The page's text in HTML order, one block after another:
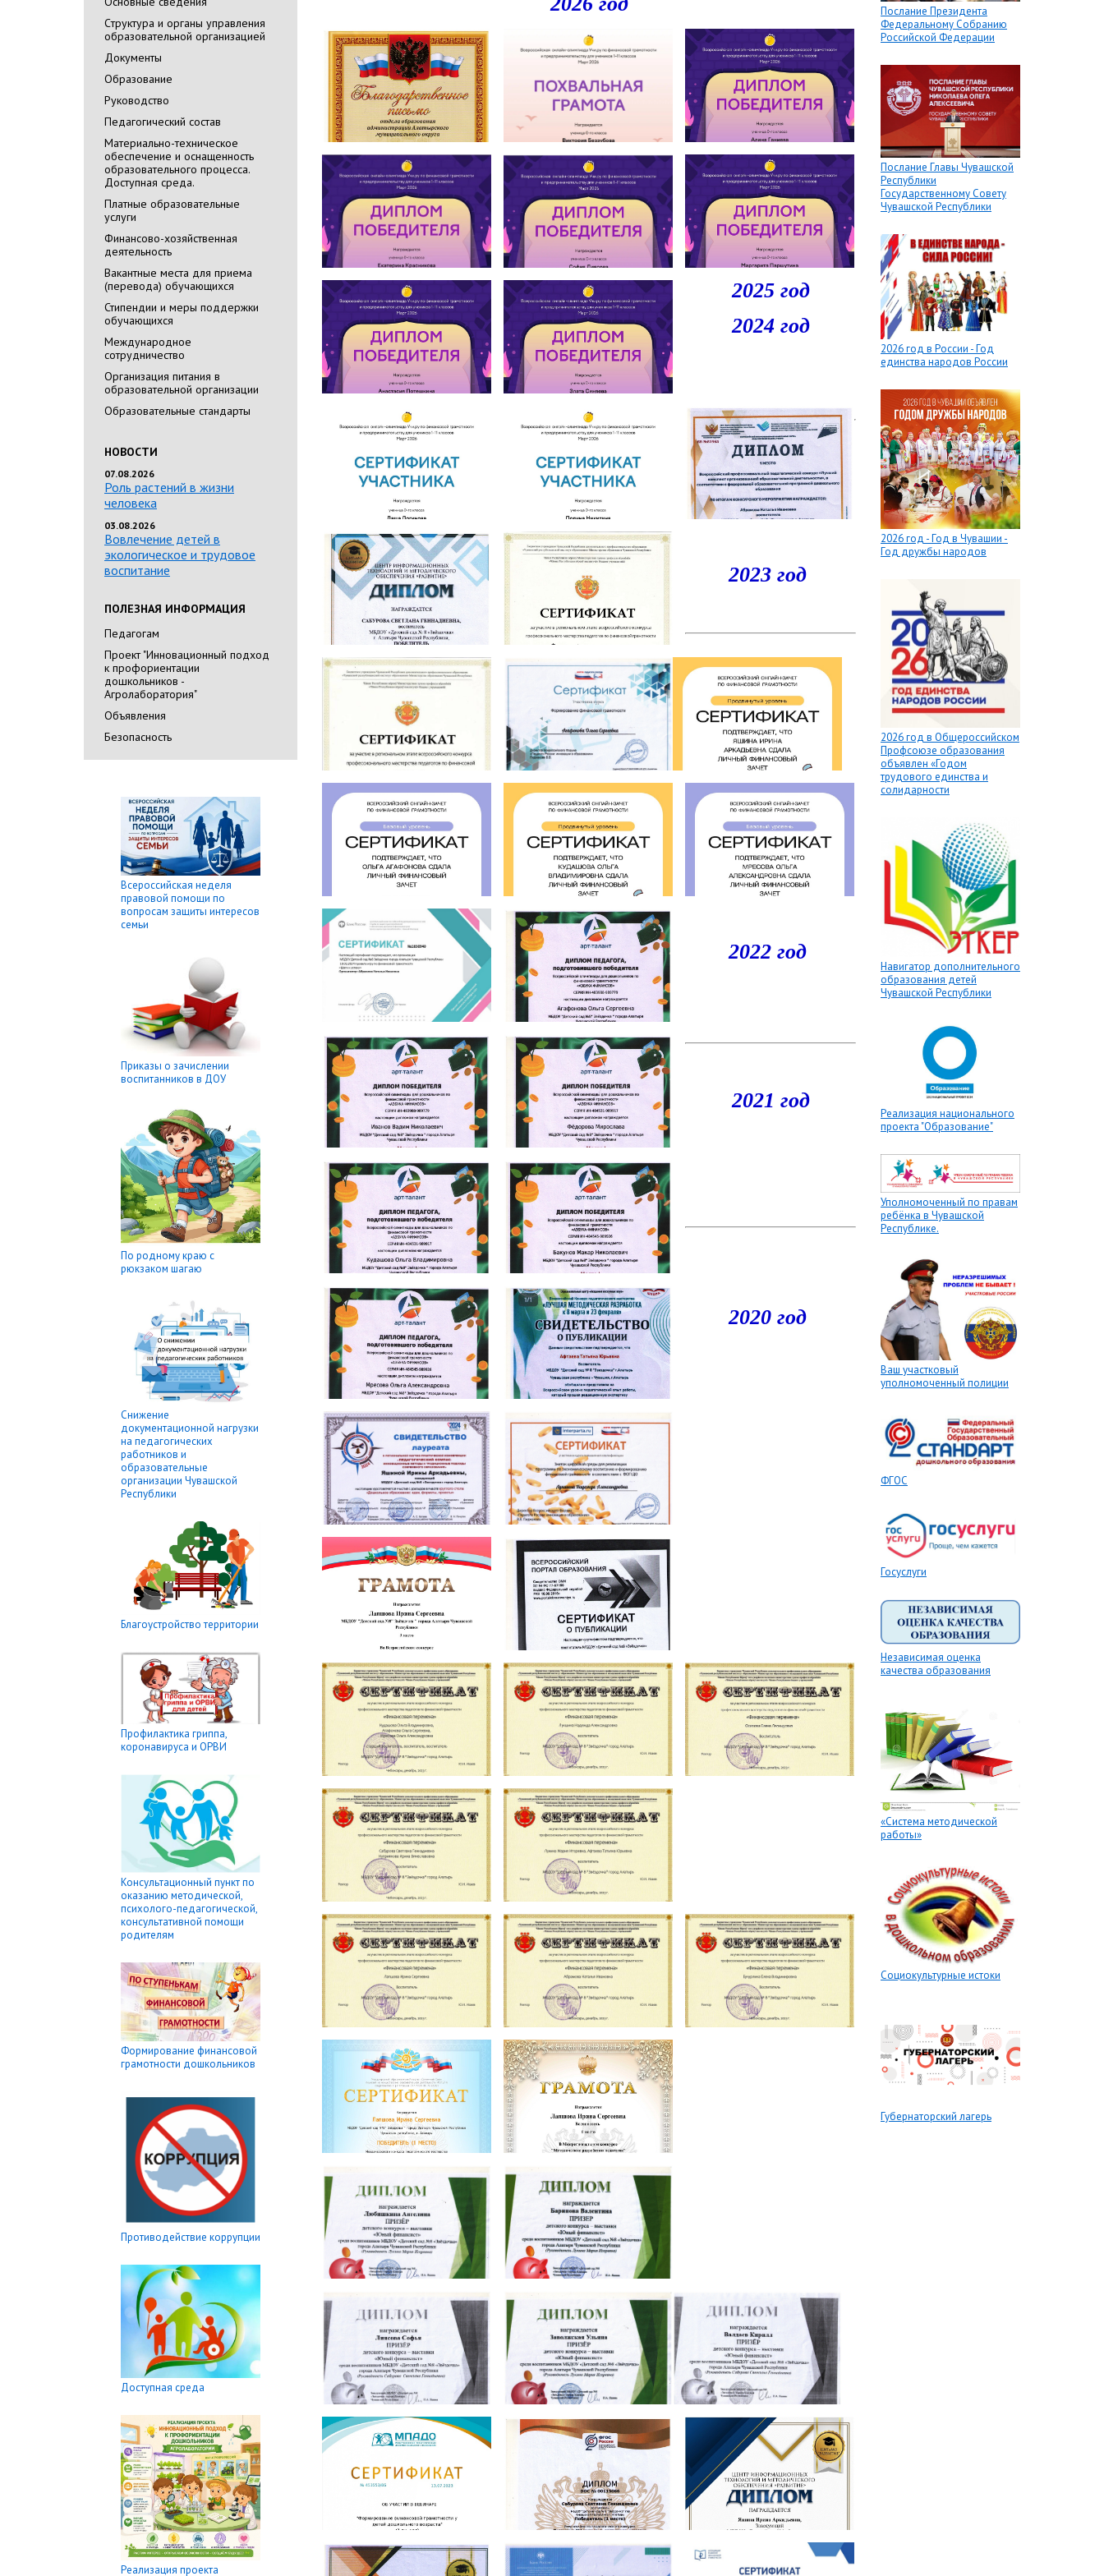
Cтруктура и органы управления
образовательной организацией
Документы
Образование
Руководство
Педагогический состав
Материально-техническое
обеспечение и оснащенность
образовательного процесса.
Доступная среда.
Платные образовательные
услуги
Финансово-хозяйственная
деятельность
Вакантные места для приема
(перевода) обучающихся
Стипендии и меры поддержки
обучающихся
Международное
сотрудничество
Организация питания в
образовательной организации
Образовательные стандарты
НОВОСТИ
07.08.2026
Роль растений в жизни
человека
03.08.2026
Вовлечение детей в
экологическое и трудовое
воспитание
ПОЛЕЗНАЯ ИНФОРМАЦИЯ
Педагогам
Проект "Инновационный подход
к профориентации
дошкольников -
Агролаборатория"
Объявления
Безопасность
Всероссийская неделя
правовой помощи по
вопросам защиты интересов
семьи
Приказы о зачислении
воспитанников в ДОУ
По родному краю с
рюкзаком шагаю
Снижение
документационной нагрузки
на педагогических
работников и
образовательные
организации Чувашской
Республики
Благоустройство территории
Профилактика гриппа,
коронавируса и ОРВИ
Консультационный пункт по
оказанию методической,
психолого-педагогической,
консультативной помощи
родителям
Формирование финансовой
грамотности дошкольников
Противодействие коррупции
Доступная среда
Реализация проекта
2025 год
2024 год
2023 год
2022 год
2021 год
2020 год
Послание Президента
Федеральному Собранию
Российской Федерации
Послание Главы Чувашской
Республики
Государственному Совету
Чувашской Республики
2026 год в России - Год
единства народов России
2026 год - Год в Чувашии -
Год дружбы народов
2026 год в Общероссийском
Профсоюзе образования
объявлен «Годом
трудового единства и
солидарности
Навигатор дополнительного
образования детей
Чувашской Республики
Реализация национального
проекта "Образование"
Уполномоченный по правам
ребёнка в Чувашской
Республике.
Ваш участковый
уполномоченный полиции
ФГОС
Госуслуги
Независимая оценка
качества образования
«Система методической
работы»
Социокультурные истоки
Губернаторский лагерь